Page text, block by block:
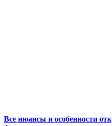
Все нюансы и особенности